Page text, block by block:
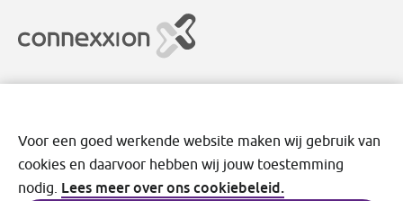
Disclaimer Cookies Privacy Voorwaarden
Voor een goed werkende website maken wij gebruik van
cookies en daarvoor hebben wij jouw toestemming
nodig. Lees meer over ons cookiebeleid.